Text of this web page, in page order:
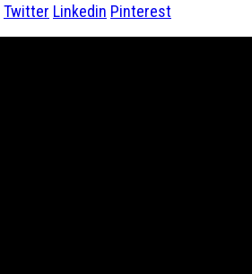
Twitter Linkedin Pinterest